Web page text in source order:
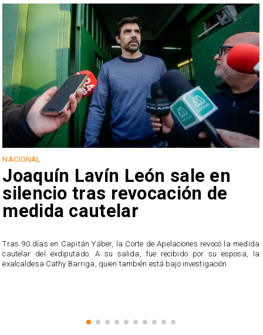
NACIONAL
Joaquín Lavín León sale en
silencio tras revocación de
medida cautelar
Tras 90 días en Capitán Yáber, la Corte de Apelaciones revocó la medida
cautelar del exdiputado. A su salida, fue recibido por su esposa, la
exalcaldesa Cathy Barriga, quien también está bajo investigación.